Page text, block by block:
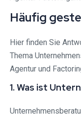
Häufig
Hier finden Sie
Thema
Agentur und
1. Was ist